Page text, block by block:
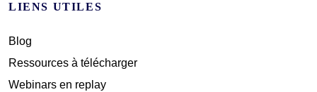
LIENS UTILES
Blog
Ressources à télécharger
Webinars en replay